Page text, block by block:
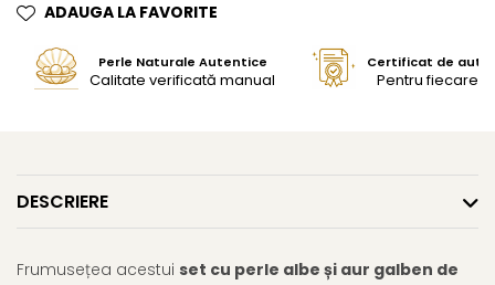
ADAUGA LA FAVORITE
Perle Naturale Autentice
Calitate verificată manual
Certificat de
Pentru fiecare
DESCRIERE
Frumusețea acestui set cu perle albe și aur galben de